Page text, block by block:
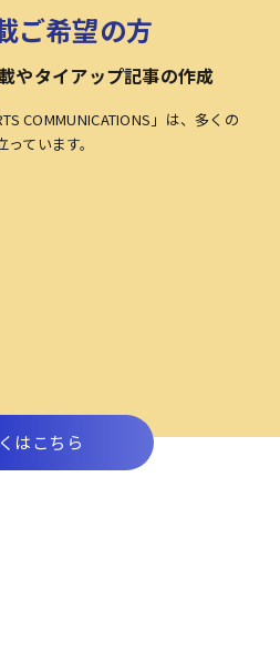
ご希望の方
やタイアップ記事の作成
COMMUNICATIONS」は、多くの
ています。
はこちら